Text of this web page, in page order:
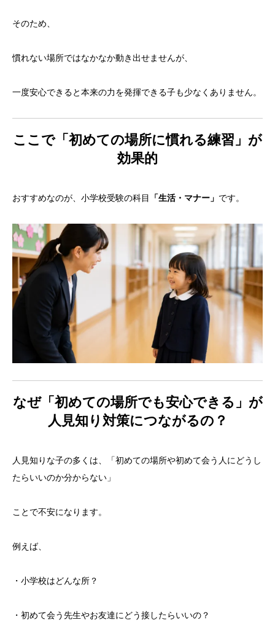
そのため、
慣れない場所ではなかなか動き出せませんが、
一度安心できると本来の力を発揮できる子も少なくありません。
ここで「初めての場所に慣れる練習」が
効果的
おすすめなのが、小学校受験の科目 「生活・マナー」 です。
なぜ「初めての場所でも安心できる」が
人見知り対策につながるの？
人見知りな子の多くは、「初めての場所や初めて会う人にどうし
たらいいのか分からない」
ことで不安になります。
例えば、
・小学校はどんな所？
・初めて会う先生やお友達にどう接したらいいの？